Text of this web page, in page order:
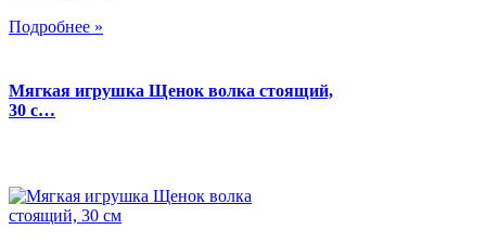
Подробнее »
Мягкая игрушка Щенок волка стоящий,
30 с…